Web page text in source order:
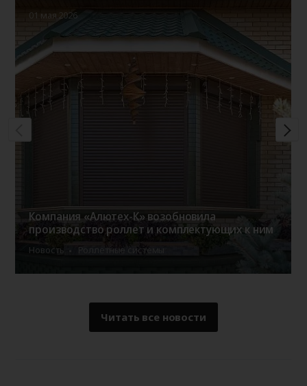
01 мая 2026
Компания «Алютех-К» возобновила
производство роллет и комплектующих к ним
Новость Роллетные системы
Читать все новости